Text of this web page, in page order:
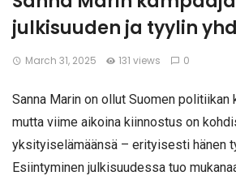
julkisuuden ja tyylin
March 31, 2025 131 views 0
Sanna Marin on ollut Suomen
mutta viime aikoina kiinnostus on
yksityiselämäänsä – erityisesti hänen
Esiintyminen julkisuudessa tuo